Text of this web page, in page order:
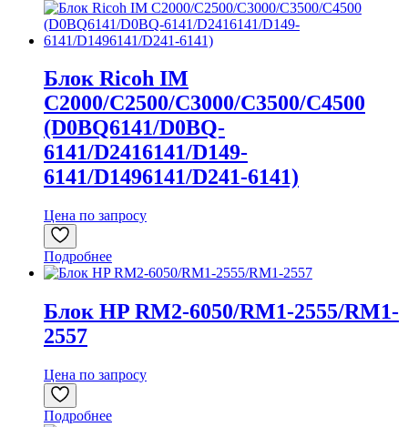
Блок Ricoh IM
C2000/C2500/C3000/C3500/C4500
(D0BQ6141/D0BQ-
6141/D2416141/D149-
6141/D1496141/D241-6141)
Цена по запросу
Подробнее
Блок HP RM2-6050/RM1-2555/RM1-
2557
Цена по запросу
Подробнее